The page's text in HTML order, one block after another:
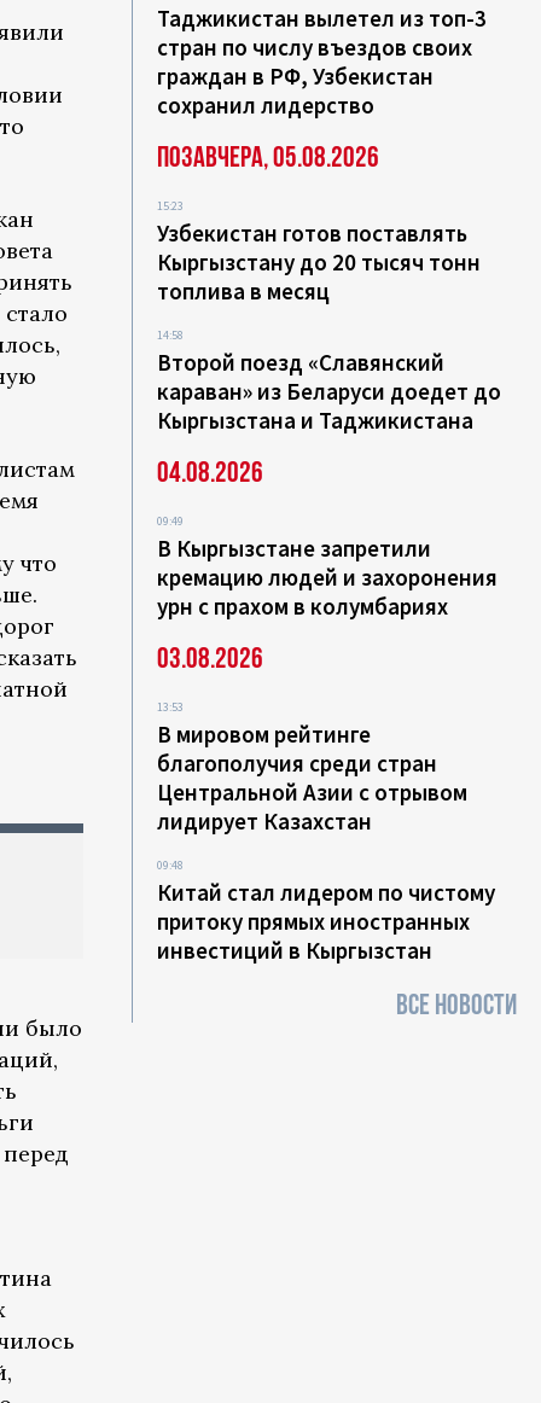
что
было
Таджикистан вылетел из топ-3
стран по числу въездов своих
граждан в РФ, Узбекистан
сохранил лидерство
Позавчера, 05.08.2026
15:23
Узбекистан готов поставлять
Кыргызстану до 20 тысяч тонн
топлива в месяц
14:58
Второй поезд «Славянский
караван» из Беларуси доедет до
Кыргызстана и Таджикистана
04.08.2026
09:49
В Кыргызстане запретили
кремацию людей и захоронения
урн с прахом в колумбариях
03.08.2026
13:53
В мировом рейтинге
благополучия среди стран
Центральной Азии с отрывом
лидирует Казахстан
09:48
Китай стал лидером по чистому
притоку прямых иностранных
инвестиций в Кыргызстан
ВСЕ НОВОСТИ